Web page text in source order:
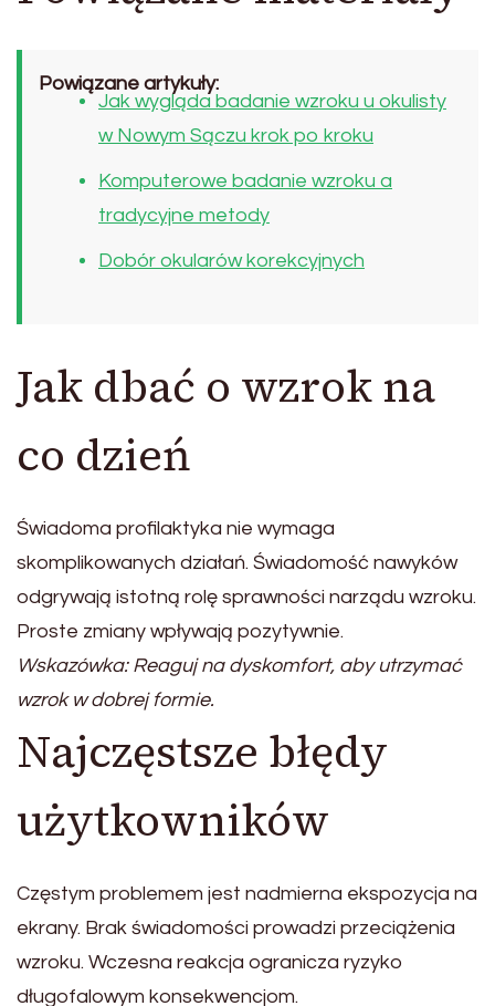
Powiązane artykuły:
Jak wygląda badanie wzroku u okulisty
w Nowym Sączu krok po kroku
Komputerowe badanie wzroku a
tradycyjne metody
Dobór okularów korekcyjnych
Jak dbać o wzrok na
co dzień
Świadoma profilaktyka nie wymaga
skomplikowanych działań. Świadomość nawyków
odgrywają istotną rolę sprawności narządu wzroku.
Proste zmiany wpływają pozytywnie.
Wskazówka: Reaguj na dyskomfort, aby utrzymać
wzrok w dobrej formie.
Najczęstsze błędy
użytkowników
Częstym problemem jest nadmierna ekspozycja na
ekrany. Brak świadomości prowadzi przeciążenia
wzroku. Wczesna reakcja ogranicza ryzyko
długofalowym konsekwencjom.